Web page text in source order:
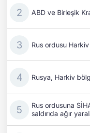
ABD ve Birleşik
Rus ordusu
Rusya, Harkiv
Rus ordusuna
saldırıda ağır